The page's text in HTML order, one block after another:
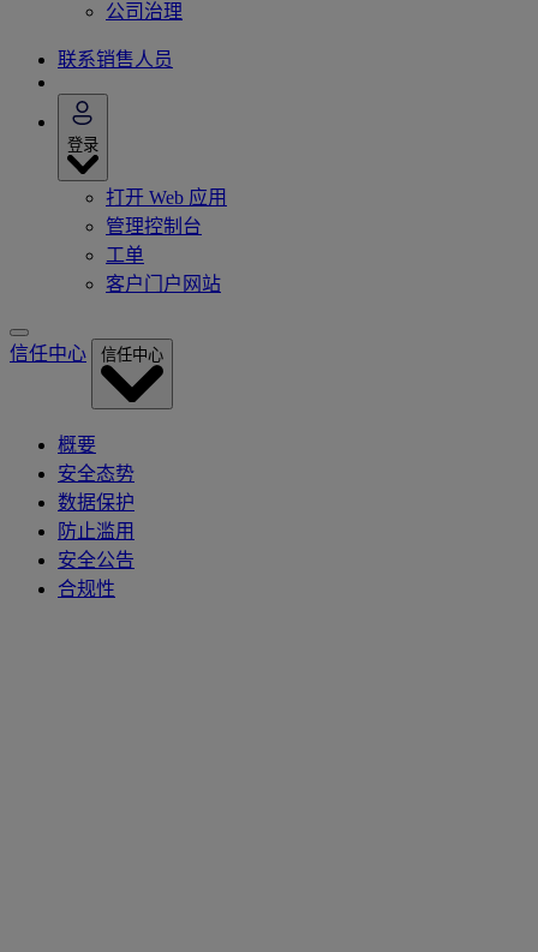
公司治理
联系销售人员
登录
打开 Web 应用
管理控制台
工单
客户门户网站
信任中心 信任中心
概要
安全态势
数据保护
防止滥用
安全公告
合规性